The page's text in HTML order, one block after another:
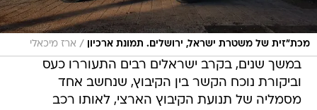
מכת"זית של משטרת ישראל, ירושלים. תמונת ארכיון / ארז מיכאלי
במשך שנים, בקרב ישראלים רבים התעוררו כעס
וביקורת נוכח הקשר בין הקיבוץ, שנחשב אחד
מסמליה של תנועת הקיבוץ הארצי, לאותו רכב